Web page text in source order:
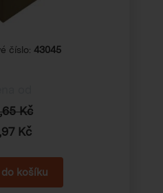
číslo: 43045
Kč
Kč